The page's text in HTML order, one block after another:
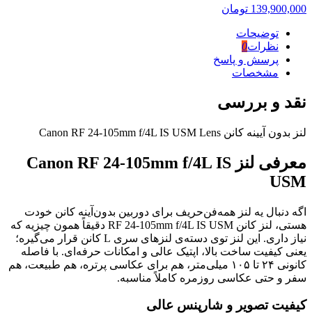
139,900,000 تومان
توضیحات
نظرات0
پرسش و پاسخ
مشخصات
نقد و بررسی
لنز بدون آیینه کانن Canon RF 24-105mm f/4L IS USM Lens
معرفی لنز Canon RF 24-105mm f/4L IS
USM
اگه دنبال یه لنز همه‌فن‌حریف برای دوربین بدون‌آینه کانن خودت
هستی، لنز کانن RF 24-105mm f/4L IS USM دقیقاً همون چیزیه که
نیاز داری. این لنز توی دسته‌ی لنزهای سری L کانن قرار می‌گیره؛
یعنی کیفیت ساخت بالا، اپتیک عالی و امکانات حرفه‌ای. با فاصله
کانونی ۲۴ تا ۱۰۵ میلی‌متر، هم برای عکاسی پرتره، هم طبیعت، هم
سفر و حتی عکاسی روزمره کاملاً مناسبه.
کیفیت تصویر و شارپنس عالی